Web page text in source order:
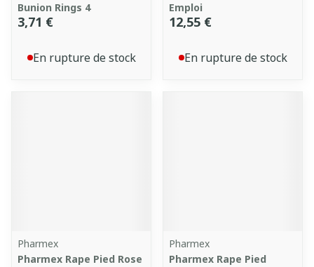
Bunion Rings 4
3,71 €
En rupture de stock
Emploi
12,55 €
En rupture de stock
Pharmex
Pharmex Rape Pied Rose
Pharmex
Pharmex Rape Pied